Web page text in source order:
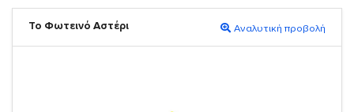
Το Φωτεινό Αστέρι Αναλυτική προβολή